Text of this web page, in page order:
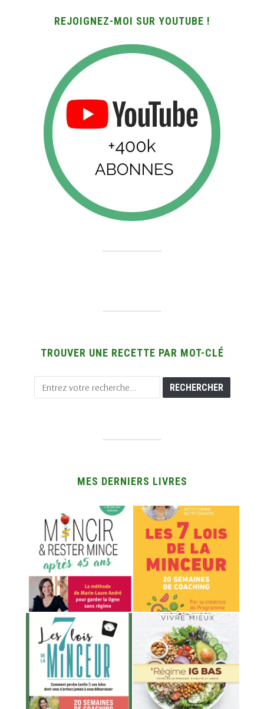
REJOIGNEZ-MOI SUR YOUTUBE !
TROUVER UNE RECETTE PAR MOT-CLÉ
MES DERNIERS LIVRES